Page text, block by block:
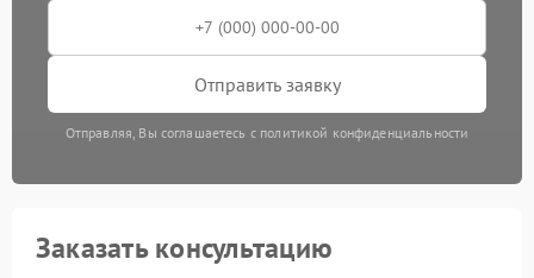
Отправить заявку
Отправляя, Вы соглашаетесь с политикой конфиденциальности
Заказать консультацию